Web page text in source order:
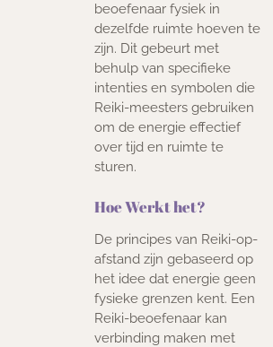
beoefenaar fysiek in
dezelfde ruimte hoeven te
zijn. Dit gebeurt met
behulp van specifieke
intenties en symbolen die
Reiki-meesters gebruiken
om de energie effectief
over tijd en ruimte te
sturen.
Hoe Werkt het?
De principes van Reiki-op-
afstand zijn gebaseerd op
het idee dat energie geen
fysieke grenzen kent. Een
Reiki-beoefenaar kan
verbinding maken met